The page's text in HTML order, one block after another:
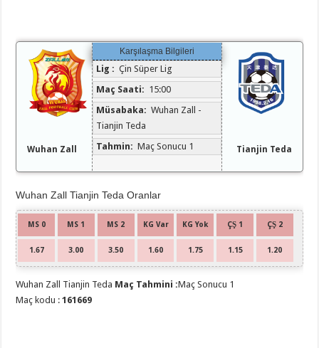
Wuhan Zall
Karşılaşma Bilgileri
Lig : Çin Süper Lig
Maç Saati: 15:00
Müsabaka: Wuhan Zall -
Tianjin Teda
Tahmin: Maç Sonucu 1 Tianjin Teda
Wuhan Zall Tianjin Teda Oranlar
MS 0 MS 1 MS 2 KG Var KG Yok ÇŞ 1 ÇŞ 2
1.67 3.00 3.50 1.60 1.75 1.15 1.20
Wuhan Zall Tianjin Teda Maç Tahmini :Maç Sonucu 1
Maç kodu :161669